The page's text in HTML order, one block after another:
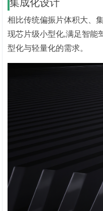
集成化设计
相比传统偏振片体积大、
现芯片级小型化,满足智能
型化与轻量化的需求。